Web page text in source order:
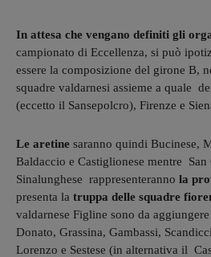
In attesa che vengano definiti gli
campionato di Eccellenza, si può
essere la composizione del girone B,
squadre valdarnesi assieme a quale
(eccetto il Sansepolcro), Firenze e
Le aretine saranno quindi Bucinese,
Baldaccio e Castiglionese mentre
Sinalunghese rappresenteranno la
presenta la truppa delle squadre
valdarnese Figline sono da
Donato, Grassina, Gambassi,
Lorenzo e Sestese (in alternativa il